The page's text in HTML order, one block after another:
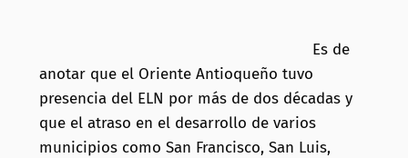
Es de
anotar que el Oriente Antioqueño tuvo
presencia del ELN por más de dos décadas y
que el atraso en el desarrollo de varios
municipios como San Francisco, San Luis,